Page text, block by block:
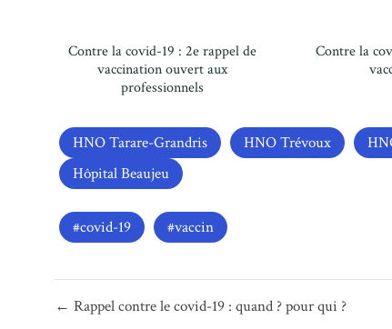
Contre la covid-19 : 2e rappel de
vaccination ouvert aux
professionnels
Contre la
HNO Tarare-Grandris HNO Trévoux
Hôpital Beaujeu
covid-19 vaccin
de
← Rappel contre le covid-19 : quand ? pour qui ?